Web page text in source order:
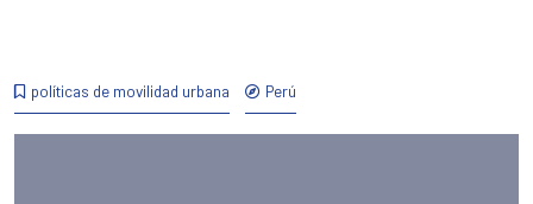
políticas de movilidad urbana Perú